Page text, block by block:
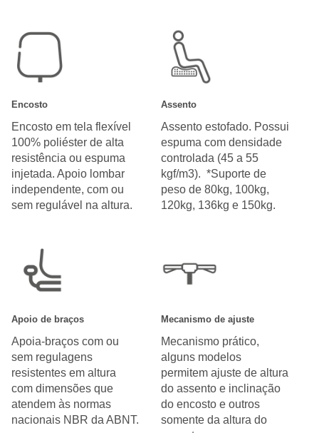
Encosto
Encosto em tela flexível
100% poliéster de alta
resistência ou espuma
injetada. Apoio lombar
independente, com ou
sem regulável na altura.
Assento
Assento estofado. Possui
espuma com densidade
controlada (45 a 55
kgf/m3). *Suporte de
peso de 80kg, 100kg,
120kg, 136kg e 150kg.
Apoio de braços
Apoia-braços com ou
sem regulagens
resistentes em altura
com dimensões que
atendem às normas
nacionais NBR da ABNT.
Mecanismo de ajuste
Mecanismo prático,
alguns modelos
permitem ajuste de altura
do assento e inclinação
do encosto e outros
somente da altura do